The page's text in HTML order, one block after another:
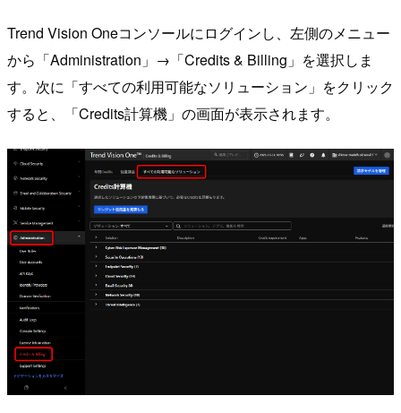
Trend Vision Oneコンソールにログインし、左側のメニュー
から「Administration」→「Credits & Billing」を選択しま
す。次に「すべての利用可能なソリューション」をクリック
すると、「Credits計算機」の画面が表示されます。